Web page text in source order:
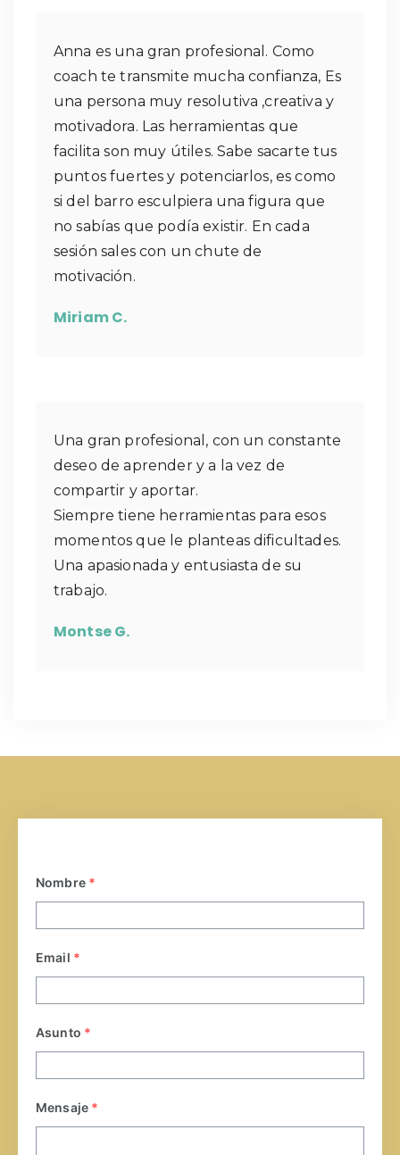
Anna es una gran profesional. Como
coach te transmite mucha confianza, Es
una persona muy resolutiva ,creativa y
motivadora. Las herramientas que
facilita son muy útiles. Sabe sacarte tus
puntos fuertes y potenciarlos, es como
si del barro esculpiera una figura que
no sabías que podía existir. En cada
sesión sales con un chute de
motivación.
Miriam C.
Una gran profesional, con un constante
deseo de aprender y a la vez de
compartir y aportar.
Siempre tiene herramientas para esos
momentos que le planteas dificultades.
Una apasionada y entusiasta de su
trabajo.
Montse G.
Nombre *
Email *
Asunto *
Mensaje *